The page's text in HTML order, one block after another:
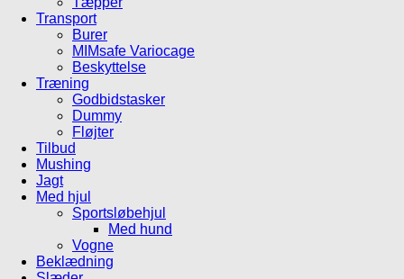
Transport
Burer
MIMsafe Variocage
Beskyttelse
Træning
Godbidstasker
Dummy
Fløjter
Tilbud
Mushing
Jagt
Med hjul
Sportsløbehjul
Med hund
Vogne
Beklædning